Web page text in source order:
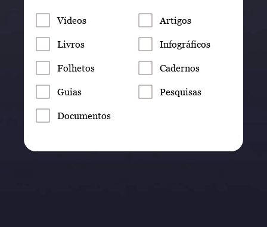
Vídeos Artigos
Livros Infográficos
Folhetos Cadernos
Guias Pesquisas
Documentos